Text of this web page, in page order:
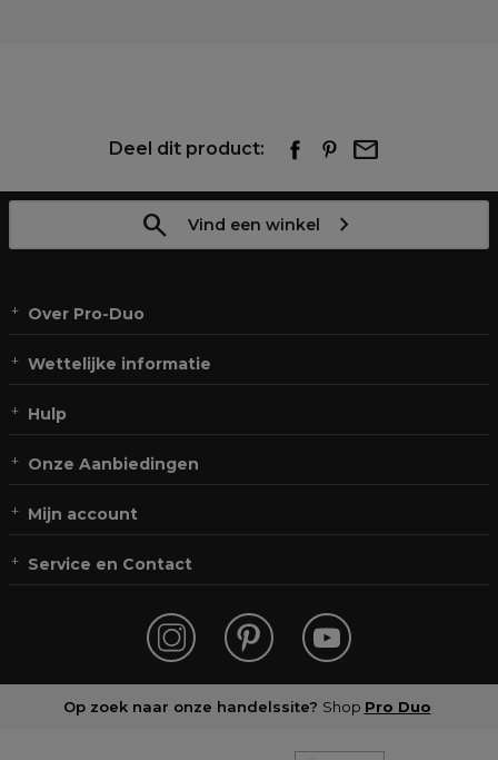
Deel dit product:
Vind een winkel
Over Pro-Duo
Wettelijke informatie
Hulp
Onze Aanbiedingen
Mijn account
Service en Contact
Op zoek naar onze handelssite? Shop Pro Duo